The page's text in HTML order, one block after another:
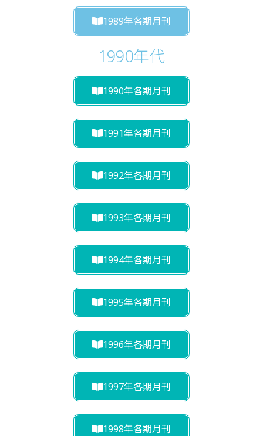
1989年各期月刊
1990年代
1990年各期月刊
1991年各期月刊
1992年各期月刊
1993年各期月刊
1994年各期月刊
1995年各期月刊
1996年各期月刊
1997年各期月刊
1998年各期月刊